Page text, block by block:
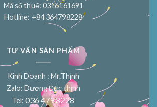
Mã số thuế: 0316161691
Hotline: +84 364798228
TƯ VẤN SẢN PHẨM
Kinh Doanh : Mr.Thịnh
Zalo: Dương Đức thịnh
Tel: 036 479 8228